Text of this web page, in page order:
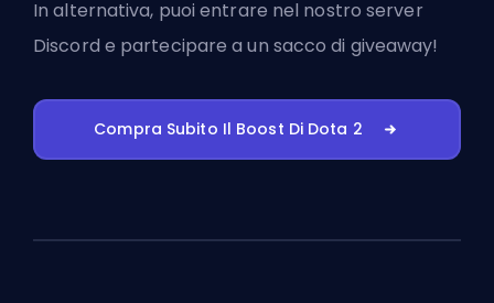
In alternativa, puoientrare nel nostro server
Discord e partecipare a un sacco di giveaway!
Compra Subito Il Boost Di Dota 2